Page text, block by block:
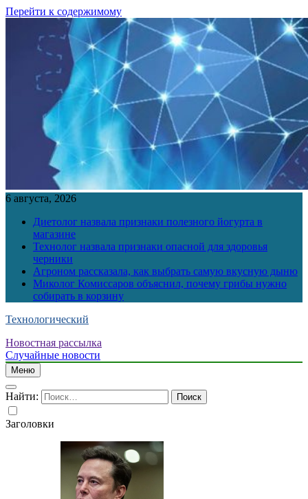
Перейти к содержимому
6 августа, 2026
Диетолог назвала признаки полезного йогурта в
магазине
Технолог назвала признаки опасной для здоровья
черники
Агроном рассказала, как выбрать самую вкусную дыню
Миколог Комиссаров объяснил, почему грибы нужно
собирать в корзину
Технологический
Новостная рассылка
Случайные новости
Меню
Найти:
Заголовки